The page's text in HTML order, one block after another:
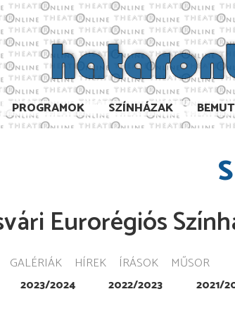
PROGRAMOK SZÍNHÁZAK
Eurorégiós
GALÉRIÁK HÍREK ÍRÁSOK MŰSOR
2023/2024 2022/2023 2021/